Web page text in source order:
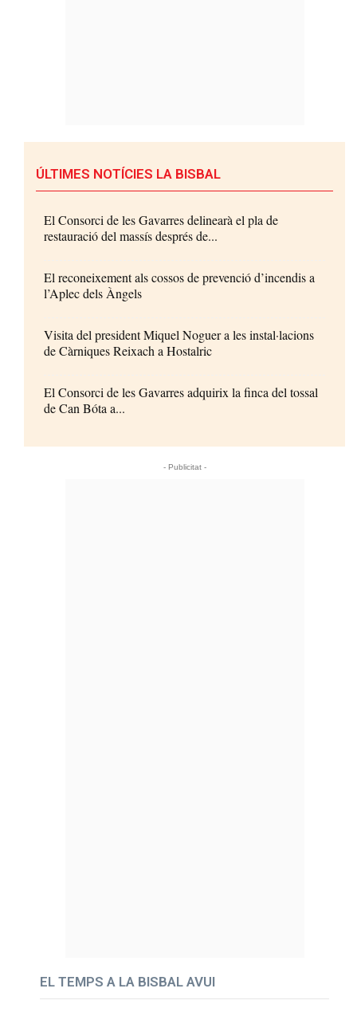
ÚLTIMES NOTÍCIES LA BISBAL
El Consorci de les Gavarres delinearà el pla de
restauració del massís després de...
El reconeixement als cossos de prevenció d’incendis a
l’Aplec dels Àngels
Visita del president Miquel Noguer a les instal·lacions
de Càrniques Reixach a Hostalric
El Consorci de les Gavarres adquirix la finca del tossal
de Can Bóta a...
- Publicitat -
EL TEMPS A LA BISBAL AVUI